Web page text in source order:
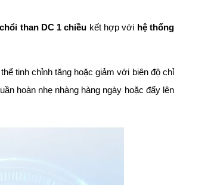
than DC 1 chiều kết hợp với hệ thống
tinh chỉnh tăng hoặc giảm với biên độ chỉ
hoàn nhẹ nhàng hàng ngày hoặc đẩy lên